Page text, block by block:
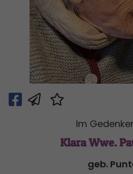
Im
Klara Wwe.
geb.